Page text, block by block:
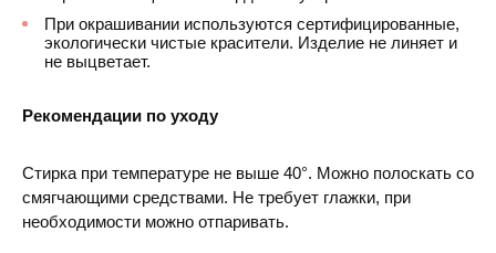
При окрашивании используются сертифицированные,
экологически чистые красители. Изделие не линяет и
не выцветает.
Рекомендации по уходу
Стирка при температуре не выше 40°. Можно полоскать со
смягчающими средствами. Не требует глажки, при
необходимости можно отпаривать.